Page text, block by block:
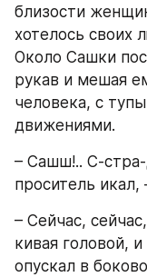
близости
хотелось своих
Около Сашки
рукав и мешая
человека, с
движениями.
– Сашш!.. С-
проситель икал,
– Сейчас,
кивая головой,
опускал в